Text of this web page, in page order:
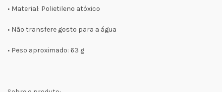
• Material: Polietileno atóxico
• Não transfere gosto para a água
• Peso aproximado: 63 g